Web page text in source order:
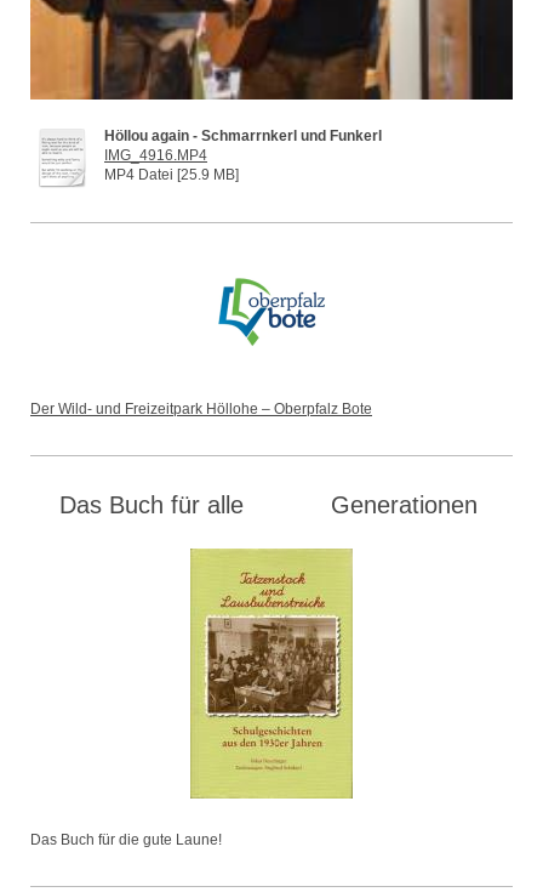
Höllou again - Schmarrnkerl und Funkerl
IMG_4916.MP4
MP4 Datei [25.9 MB]
Der Wild- und Freizeitpark Höllohe – Oberpfalz Bote
Das Buch für alle Generationen
Das Buch für die gute Laune!